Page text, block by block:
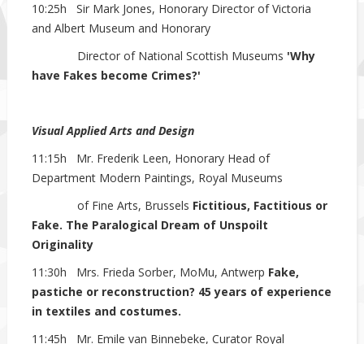
10:25h Sir Mark Jones, Honorary Director of Victoria
and Albert Museum and Honorary
Director of National Scottish Museums 'Why
have Fakes become Crimes?'
Visual Applied Arts andDesign
11:15h Mr. Frederik Leen, Honorary Head of
Department Modern Paintings, Royal Museums
of Fine Arts, Brussels Fictitious, Factitious or
Fake. The Paralogical Dream of Unspoilt
Originality
11:30h Mrs. Frieda Sorber, MoMu, Antwerp Fake,
pastiche or reconstruction? 45 years of experience
in textiles and costumes.
11:45h Mr. Emile van Binnebeke, Curator Royal